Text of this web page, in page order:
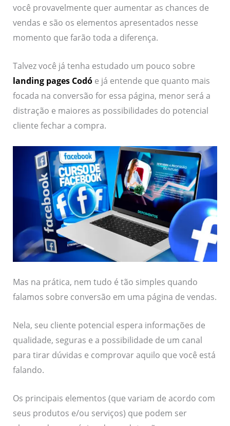
você provavelmente quer aumentar as chances de
vendas e são os elementos apresentados nesse
momento que farão toda a diferença.
Talvez você já tenha estudado um pouco sobre
landing pages Codóe já entende que quanto mais
focada na conversão for essa página, menor será a
distração e maiores as possibilidades do potencial
cliente fechar a compra.
Mas na prática, nem tudo é tão simples quando
falamos sobre conversão em uma página de vendas.
Nela, seu cliente potencial espera informações de
qualidade, seguras e a possibilidade de um canal
para tirar dúvidas e comprovar aquilo que você está
falando.
Os principais elementos (que variam de acordo com
seus produtos e/ou serviços) que podem ser